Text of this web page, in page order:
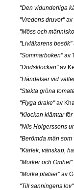
"Den vidunderliga
"Vredens druvor"av
"Möss och
"Livläkarens besök"
"Sommarboken"av
"Dödsklockan"av
"Händelser vid
"Stekta gröna
"Flyga drake"av
"Klockan klämtar för
"Nils Holgerssons
"Berömda män som
"Kärlek, vänskap,
"Mörker och Ömhet"
"Mörka platser"av
"Till sanningens lov"